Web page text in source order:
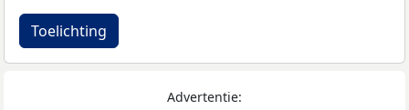
Toelichting
Advertentie: